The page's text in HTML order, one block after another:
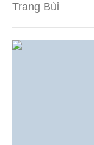
Trang Bùi